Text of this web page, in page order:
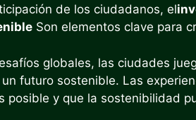
de los ciudadanos, el
Son elementos clave para
globales, las ciudades
futuro sostenible. Las
posible y que la sostenibilidad